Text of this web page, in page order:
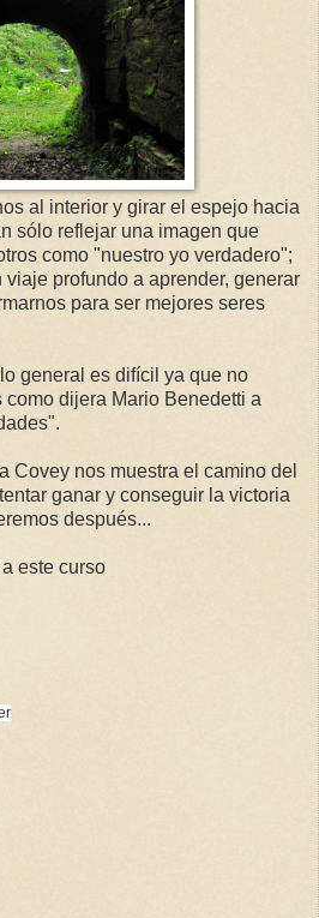
al interior y girar el espejo hacia
sólo reflejar una imagen que
como "nuestro yo verdadero";
profundo a aprender, generar
para ser mejores seres
general es difícil ya que no
dijera Mario Benedetti a
Covey nos muestra el camino del
ganar y conseguir la victoria
después...
este curso